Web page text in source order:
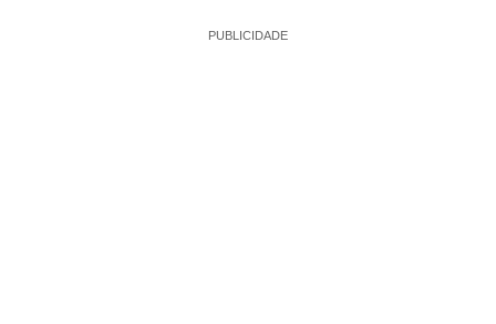
PUBLICIDADE